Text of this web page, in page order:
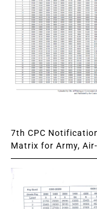
7th CPC
Matrix for Army,